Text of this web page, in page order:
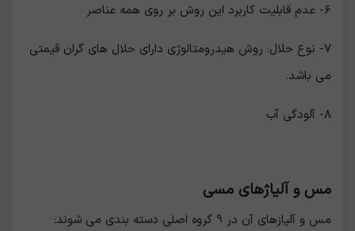
٦- عدم قابلیت کاربرد این روش بر روی ھمه عناصر
٧- نوع حلال: روش ھیدرومتالوژی دارای حلال ھای گران قیمتی
می باشد.
٨- آلودگی آب
مس و آلیاژهای مسی
مس و آلیازهای آن در 9 گروه اصلی دسته بندی می شوند: